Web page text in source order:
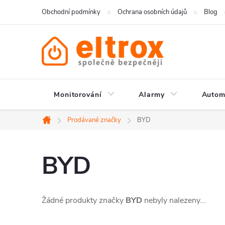
Obchodní podmínky Ochrana osobních údajů Blog
Monitorování Alarmy
Domů
Prodávané značky BYD
BYD
Žádné produkty značky BYD nebyly nalezeny...